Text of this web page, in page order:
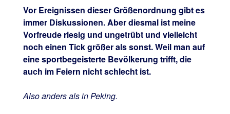
Vor Ereignissen dieser Größenordnung gibt es
immer Diskussionen. Aber diesmal ist meine
Vorfreude riesig und ungetrübt und vielleicht
noch einen Tick größer als sonst. Weil man auf
eine sportbegeisterte Bevölkerung trifft, die
auch im Feiern nicht schlecht ist.
Also anders als in Peking.